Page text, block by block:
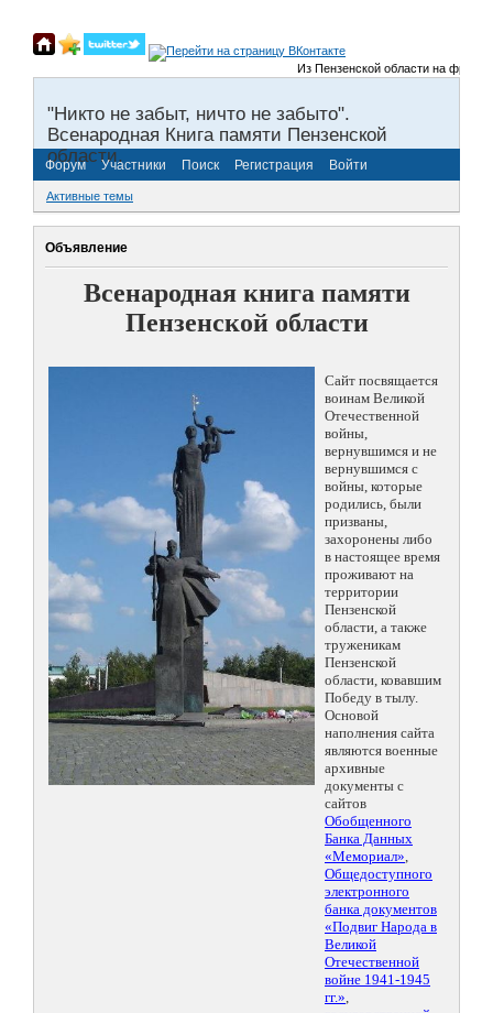
Из Пензенской области на
"Никто не забыт, ничто не забыто".
Всенародная Книга памяти Пензенской
области.
Форум Участники Поиск Регистрация Войти
Активные темы
Объявление
Всенародная книга памяти
Пензенской области
Сайт посвящается
воинам Великой
Отечественной
войны,
вернувшимся и не
вернувшимся с
войны, которые
родились, были
призваны,
захоронены либо
в настоящее время
проживают на
территории
Пензенской
области, а также
труженикам
Пензенской
области, ковавшим
Победу в тылу.
Основой
наполнения сайта
являются военные
архивные
документы с
сайтов
Обобщенного
Банка Данных
«Мемориал»,
Общедоступного
электронного
банка документов
«Подвиг Народа в
Великой
Отечественной
войне 1941-1945
гг.»,